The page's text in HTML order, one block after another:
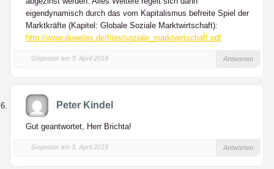
eigendynamisch durch das vom Kapitalismus befreite Spiel der
Marktkräfte (Kapitel: Globale Soziale Marktwirtschaft):
http://www.deweles.de/files/soziale_marktwirtschaft.pdf
Gepostet am 3. April 2019 Antworten
Peter Kindel
Gut geantwortet, Herr Brichta!
Gepostet am 3. April 2019 Antworten